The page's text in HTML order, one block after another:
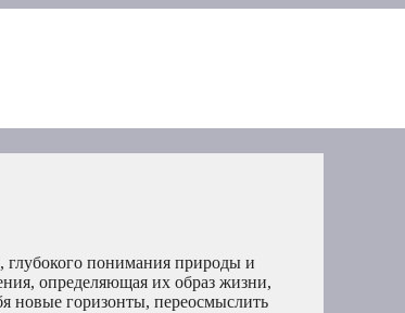
глубокого понимания природы и
определяющая их образ жизни,
новые горизонты, переосмыслить